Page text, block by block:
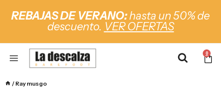
REBAJAS DE VERANO:hasta un 50% de
descuento. VER OFERTAS
0
/ Ray musgo